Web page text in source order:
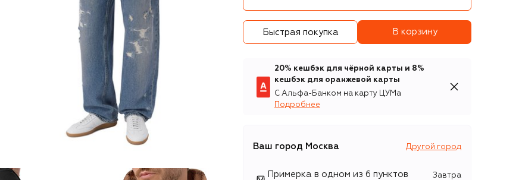
Быстрая покупка В корзину
20% кешбэк для чёрной карты и 8%
кешбэк для оранжевой карты
С Альфа-Банком на карту ЦУМа
Подробнее
Ваш город Москва Другой город
Примерка в одном из 6 пунктов
Завтра